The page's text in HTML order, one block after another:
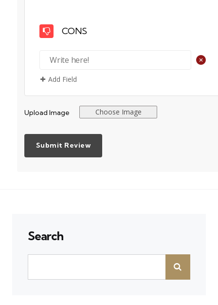
CONS
+
Add Field
Upload Image Choose Image
Search